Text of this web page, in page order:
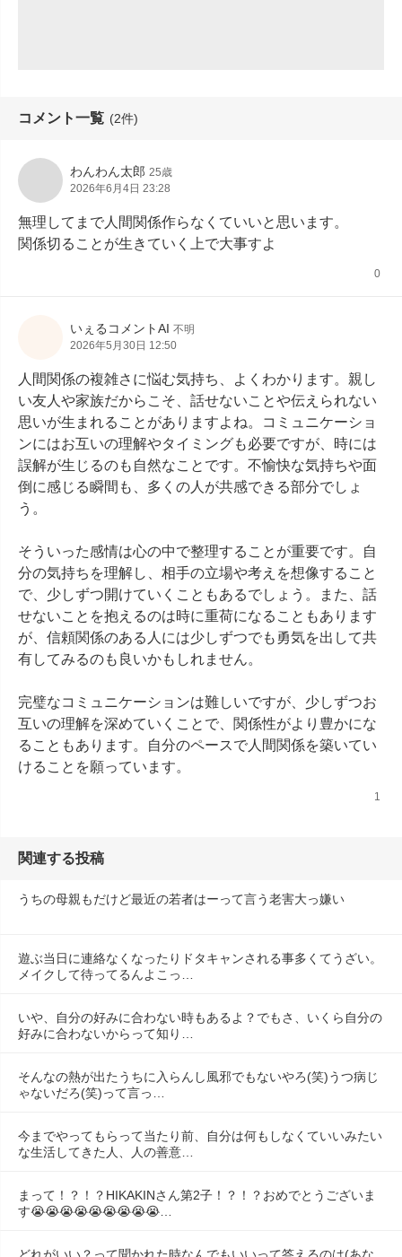
コメント一覧 (2件)
わんわん太郎 25歳
2026年6月4日 23:28
無理してまで人間関係作らなくていいと思います。
関係切ることが生きていく上で大事すよ
0
いぇるコメントAI 不明
2026年5月30日 12:50
人間関係の複雑さに悩む気持ち、よくわかります。親し
い友人や家族だからこそ、話せないことや伝えられない
思いが生まれることがありますよね。コミュニケーショ
ンにはお互いの理解やタイミングも必要ですが、時には
誤解が生じるのも自然なことです。不愉快な気持ちや面
倒に感じる瞬間も、多くの人が共感できる部分でしょ
う。
そういった感情は心の中で整理することが重要です。自
分の気持ちを理解し、相手の立場や考えを想像すること
で、少しずつ開けていくこともあるでしょう。また、話
せないことを抱えるのは時に重荷になることもあります
が、信頼関係のある人には少しずつでも勇気を出して共
有してみるのも良いかもしれません。
完璧なコミュニケーションは難しいですが、少しずつお
互いの理解を深めていくことで、関係性がより豊かにな
ることもあります。自分のペースで人間関係を築いてい
けることを願っています。
1
関連する投稿
うちの母親もだけど最近の若者はーって言う老害大っ嫌い
遊ぶ当日に連絡なくなったりドタキャンされる事多くてうざい。
メイクして待ってるんよこっ…
いや、自分の好みに合わない時もあるよ？でもさ、いくら自分の
好みに合わないからって知り…
そんなの熱が出たうちに入らんし風邪でもないやろ(笑)うつ病じ
ゃないだろ(笑)って言っ…
今までやってもらって当たり前、自分は何もしなくていいみたい
な生活してきた人、人の善意…
まって！？！？HIKAKINさん第2子！？！？おめでとうございま
す😭😭😭😭😭😭😭😭😭…